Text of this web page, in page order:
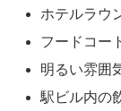
ホテルラウ
フードコー
明るい雰囲
駅ビル内の